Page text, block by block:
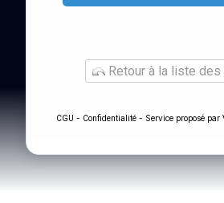
Retour à la liste
CGU - Confidentialité - Service proposé par